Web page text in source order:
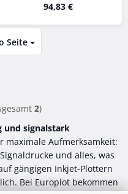
94,83 €
Seite
2)
und signalstark
maximale Aufmerksamkeit:
und alles, was
gängigen Inkjet-Plottern
Bei Europlot bekommen